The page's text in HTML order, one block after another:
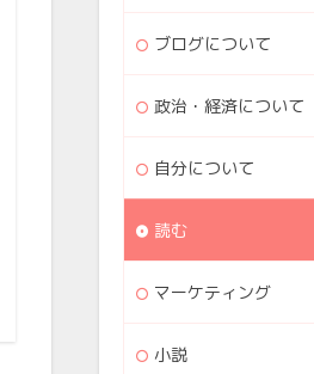
ブログについて
政治・経済について
自分について
読む
マーケティング
小説